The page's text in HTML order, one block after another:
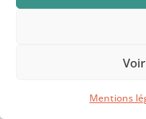
Mentions